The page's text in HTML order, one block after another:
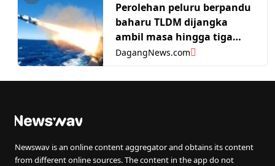
Perolehan peluru berpandu
baharu TLDM dijangka
ambil masa hingga tiga
tahun, empat negara
disenarai pendek -
Panglima ATM
DagangNews.com
Newswav is an online content aggregator and obtains its content
from different online sources. The content in the app do not